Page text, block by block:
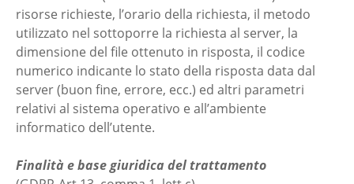
risorse richieste, l’orario della richiesta, il metodo
utilizzato nel sottoporre la richiesta al server, la
dimensione del file ottenuto in risposta, il codice
numerico indicante lo stato della risposta data dal
server (buon fine, errore, ecc.) ed altri parametri
relativi al sistema operativo e all’ambiente
informatico dell’utente.
Finalità e base giuridica del trattamento